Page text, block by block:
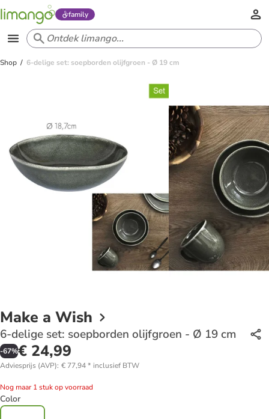
family
Shop 6-delige set: soepborden olijfgroen - Ø 19 cm
Make a Wish
6-delige set: soepborden olijfgroen - Ø 19 cm
-67%€ 24,99
Adviesprijs (AVP): € 77,94* inclusief BTW
Nog maar 1 stuk op voorraad
Color